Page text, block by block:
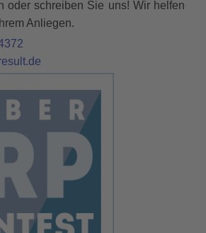
oder schreiben Sie uns! Wir helfen
Anliegen.